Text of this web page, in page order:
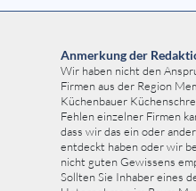
Anmerkung der
Wir haben nicht den
Firmen aus der Region
Küchenbauer
Fehlen einzelner Firmen
dass wir das ein oder
entdeckt haben oder wir
nicht guten Gewissens
Sollten Sie Inhaber eines